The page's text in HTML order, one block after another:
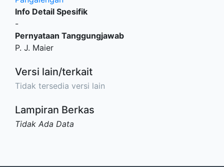
Info Detail Spesifik
-
Pernyataan Tanggungjawab
P. J. Maier
Versi lain/terkait
Tidak tersedia versi lain
Lampiran Berkas
Tidak Ada Data